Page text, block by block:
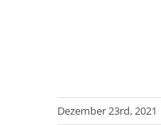
Dezember 23rd, 2021